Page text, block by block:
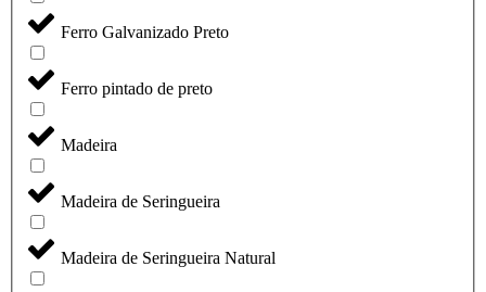
Ferro Galvanizado Preto
Ferro pintado de preto
Madeira
Madeira de Seringueira
Madeira de Seringueira Natural